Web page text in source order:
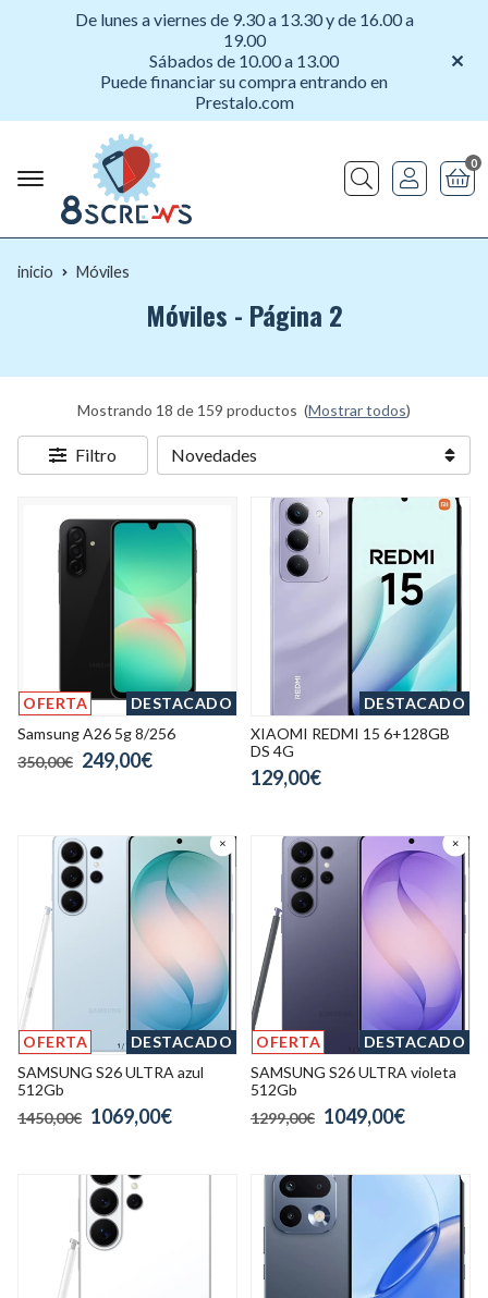
De lunes a viernes de 9.30 a 13.30 y de 16.00 a
19.00
Sábados de 10.00 a 13.00
Puede financiar su compra entrando en
Prestalo.com
Buscar
0
inicio Móviles
Móviles - Página 2
Mostrando 18 de 159 productos (Mostrar todos)
Filtro
OFERTA
DESTACADO
Samsung A26 5g 8/256
350,00€ 249,00€
DESTACADO
XIAOMI REDMI 15 6+128GB
DS 4G
129,00€
OFERTA
DESTACADO
SAMSUNG S26 ULTRA azul
512Gb
1450,00€ 1069,00€
OFERTA
DESTACADO
SAMSUNG S26 ULTRA violeta
512Gb
1299,00€ 1049,00€